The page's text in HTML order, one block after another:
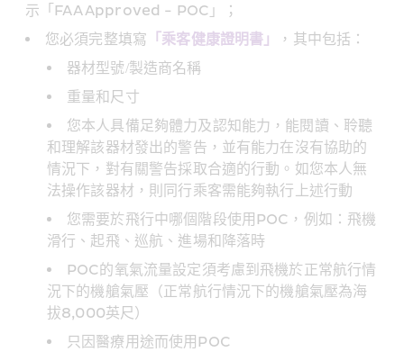
示「FAA Approved - POC」；
您必須完整填寫 「乘客健康證明書」
，其中包括：
器材型號/製造商名稱
重量和尺寸
您本人具備足夠體力及認知能力，能閱讀、聆聽
和理解該器材發出的警告，並有能力在沒有協助的
情況下，對有關警告採取合適的行動。如您本人無
法操作該器材，則同行乘客需能夠執行上述行動
您需要於飛行中哪個階段使用POC，例如：飛機
滑行、起飛、巡航、進場和降落時
POC的氧氣流量設定須考慮到飛機於正常航行情
況下的機艙氣壓（正常航行情況下的機艙氣壓為海
拔8,000英尺）
只因醫療用途而使用POC